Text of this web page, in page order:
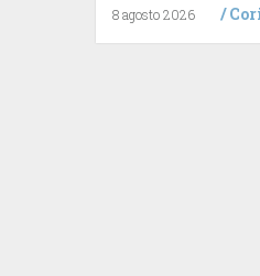
8 agosto 2026
/